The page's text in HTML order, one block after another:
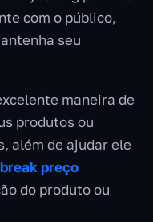
com o público,
seu
maneira de
produtos ou
além de ajudar ele
preço
do produto ou